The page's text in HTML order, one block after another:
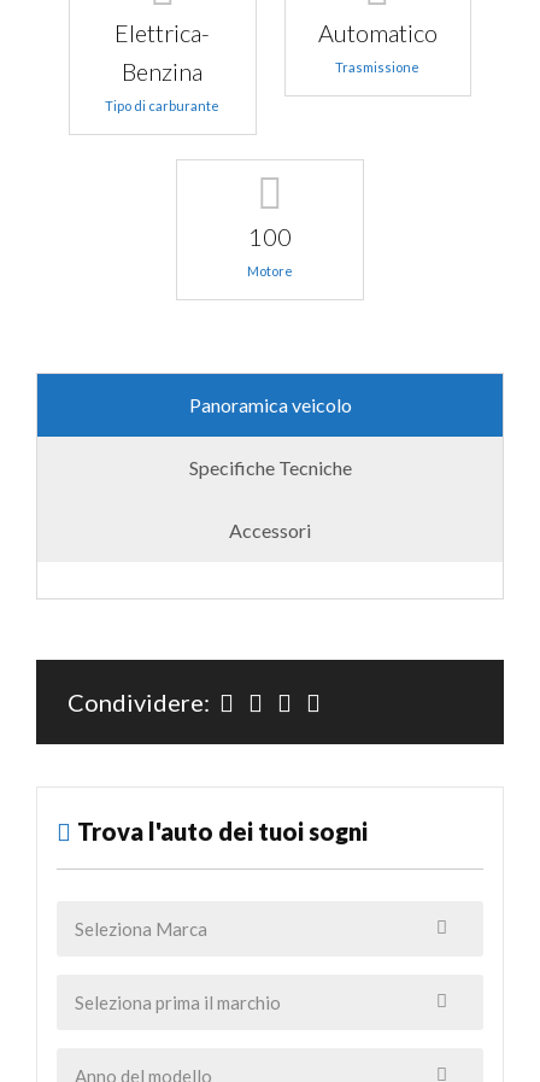
Elettrica-
Benzina
Tipo di carburante
Automatico
Trasmissione
100
Motore
Panoramica veicolo
Specifiche Tecniche
Accessori
Condividere:
Trova l'auto dei tuoi sogni